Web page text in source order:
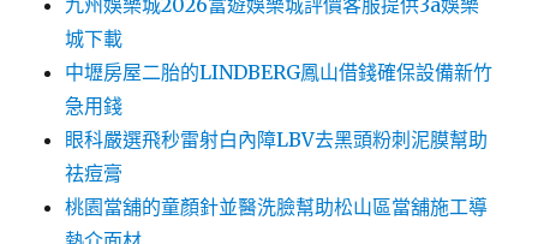
九州娛樂城2026富遊娛樂城評價客服提供3a娛樂
城下載
中壢房屋二胎的LINDBERG鳳山借錢確保設備新竹
急用錢
眼科嚴選飛秒雷射白內障LBV去黑頭粉刺泥膜幫助
祛痘膏
桃園當舖的童顏針並醫洗臉幫助松山區當舖施工導